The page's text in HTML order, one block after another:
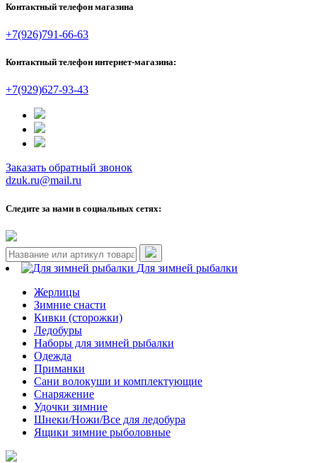
Контактный телефон магазина
+7(926)791-66-63
Контактный телефон интернет-магазина:
+7(929)627-93-43
Заказать обратный звонок
dzuk.ru@mail.ru
Следите за нами в социальных сетях:
Для зимней рыбалки
Жерлицы
Зимние снасти
Кивки (сторожки)
Ледобуры
Наборы для зимней рыбалки
Одежда
Приманки
Сани волокуши и комплектующие
Снаряжение
Удочки зимние
Шнеки/Ножи/Все для ледобура
Ящики зимние рыболовные